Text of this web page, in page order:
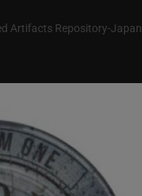
Artifacts Repository-Japan